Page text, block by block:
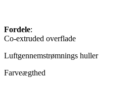
Fordele:
Co-extruded overflade
Luftgennemstrømnings huller
Farveægthed